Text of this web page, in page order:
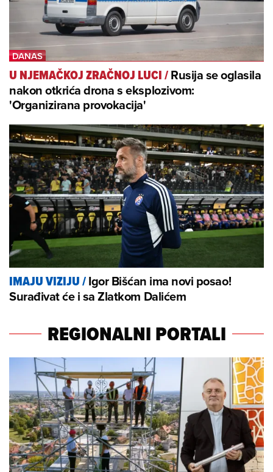
U NJEMAČKOJ ZRAČNOJ LUCI/Rusija se oglasila
nakon otkrića drona s eksplozivom:
'Organizirana provokacija'
IMAJU VIZIJU/Igor Bišćan ima novi posao!
Surađivat će i sa Zlatkom Dalićem
REGIONALNI PORTALI